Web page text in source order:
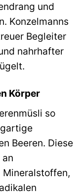
und
Konzelmanns
Begleiter
nahrhafter
Körper
so
Beeren. Diese
Mineralstoffen,